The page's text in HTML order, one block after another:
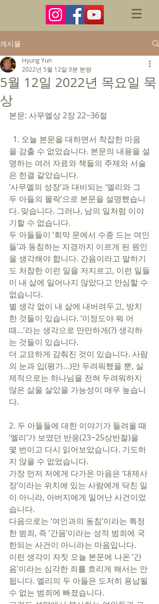
게시물
5월 12일 2022년 목요일 묵
상
Hyung Yun
2022년 5월 12일 3분 분량
본문: 사무엘상 2장 22~36절
을 감출 수 없었습니다. 본문의 내용을 설
명하는 여러 자료와 책들의 주제와 서술
은 한결 같았습니다.
‘사무엘의 성장’과 대비되는 ‘엘리와 그
두 아들의 몰락’으로 본문을 설명했습니
다. 맞습니다. 그러나, 남의 일처럼 이야
기할 수 없습니다.
두 아들들이 ‘회막 문에서 수종 드는 여인
들’과 동침하는 지경까지 이르게 된 원인
을 생각해야 합니다. 간음이라고 말하기
도 처참한 이런 일을 저지르고, 이런 일들
이 내 삶에 일어나지 않았다고 안심할 수
없습니다.
별 생각 없이 내 삶에 내버려두고, 방치
한 것들이 있습니다. ‘이정도야 뭐 어
때…’라는 생각으로 만만하게(?) 생각하
는 것들이 있습니다.
더 교묘하게 감춰진 것이 있습니다. 사람
의 눈과 입(평가…)만 두려워했을 뿐, 실
제적으로는 하나님을 전혀 두려워하지
않은 삶을 살았을 가능성이 매우 높습니
다.
2. 두 아들들에 대한 이야기가 들려올 때
‘엘리’가 보였던 반응(23~25상반절)을
몇 번이고 다시 읽어보았습니다. 기도하
지 않을 수 없었습니다.
가장 먼저 저에게 다가온 마음은 ‘대제사
장’이라는 위치에 있는 사람에게 닥친 일
이 아니라, 아버지에게 일어난 사건이었
습니다.
다음으로는 ‘여인과의 동침’이라는 특정
한 범죄, 즉 ‘간음’이라는 성적 범죄에 국
한되는 사건이 아니라는 마음입니다.
이런 생각이 자칫 오늘 본문에 나온 ‘간
음’이라는 심각한 죄를 흐리게 해서는 안
됩니다. 엘리의 두 아들은 도저히 용납될
수 없는 범죄에 빠졌습니다.